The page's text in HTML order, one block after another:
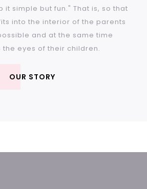
it simple but fun." That is, so that
into the interior of the parents
and at the same time
the eyes of their children.
OUR STORY